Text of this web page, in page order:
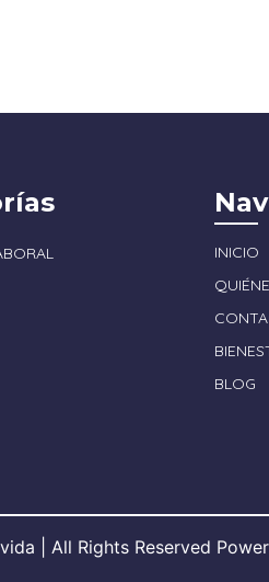
INICIO
BLOG
| All Rights Reserved